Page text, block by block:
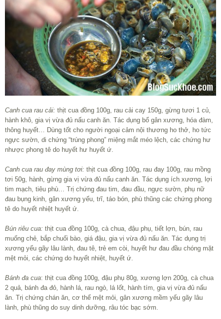
Canh cua rau cải: thịt cua đồng 100g, rau cải cay 150g, gừng tươi 1 củ,
hành khô, gia vị vừa đủ nấu canh ăn. Tác dụng bổ gân xương, hóa đàm,
thông huyết… Dùng tốt cho người ngoại cảm nội thương ho thở, ho tức
ngực sườn, di chứng “trúng phong” miệng mắt méo lệch, các chứng hư
nhược phong tê do huyết hư huyết ứ.
Canh cua rau đay mùng tơi: thịt cua đồng 100g, rau đay 100g, rau mồng
tơi 50g, hành, gừng gia vị vừa đủ nấu canh ăn. Tác dụng ích xương, lợi
tim mạch, tiêu phù… Trị chứng đau tim, đau đầu, ngực sườn, phụ nữ
đau bụng kinh, gân xương yếu, trĩ, táo bón, phù thũng các chứng phong
tê do huyết nhiệt huyết ứ.
Bún riêu cua: thịt cua đồng 100g, cà chua, đậu phụ, tiết lợn, bún, rau
muống chẻ, bắp chuối bào, giá đậu, gia vị vừa đủ nấu ăn. Tác dụng trị
xương yếu gãy lâu lành, đau tê, trẻ em còi, huyết hư đau đầu chóng mặt
mệt mỏi, các chứng do huyết nhiệt, huyết ứ.
Bánh đa cua: thịt cua đồng 100g, đậu phụ 80g, xương lợn 200g, cà chua
2 quả, bánh đa đỏ, hành lá, rau ngò, lá lốt, hành tím, gia vị vừa đủ nấu
ăn. Trị chứng chán ăn, cơ thể mệt mỏi, gân xương mềm yếu gãy lâu
lành, phù thũng do suy dinh dưỡng, râu tóc bạc sớm.